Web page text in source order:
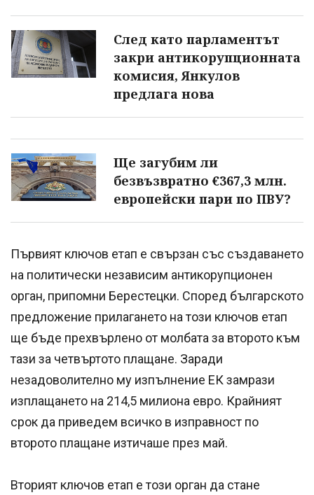
След като парламентът
закри антикорупционната
комисия, Янкулов
предлага нова
Ще загубим ли
безвъзвратно €367,3 млн.
европейски пари по ПВУ?
Първият ключов етап е свързан със създаването
на политически независим антикорупционен
орган, припомни Берестецки. Според българското
предложение прилагането на този ключов етап
ще бъде прехвърлено от молбата за второто към
тази за четвъртото плащане. Заради
незадоволително му изпълнение ЕК замрази
изплащането на 214,5 милиона евро. Крайният
срок да приведем всичко в изправност по
второто плащане изтичаше през май.
Вторият ключов етап е този орган да стане